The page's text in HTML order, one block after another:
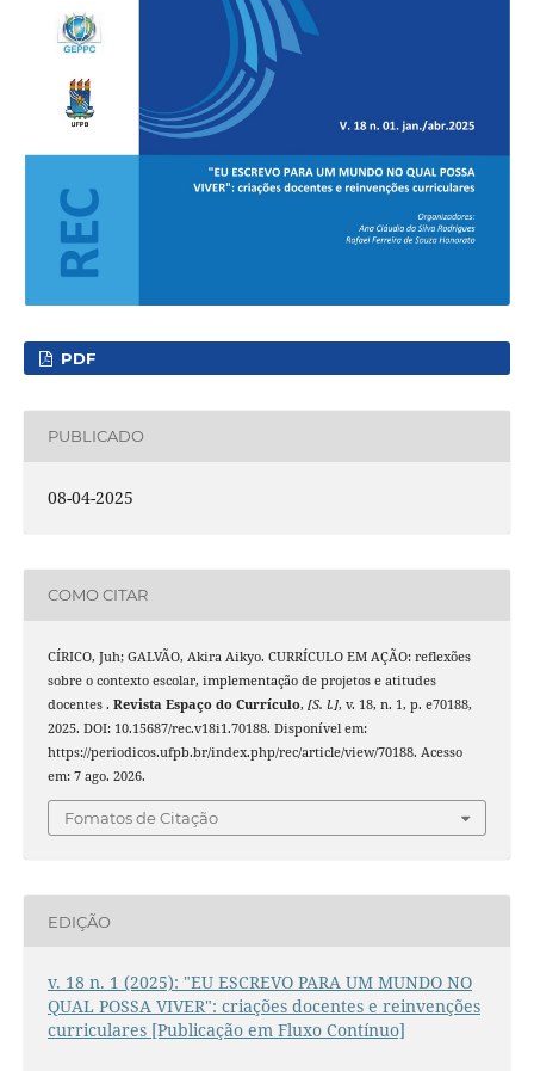
PDF
PUBLICADO
08-04-2025
COMO CITAR
CÍRICO, Juh; GALVÃO, Akira Aikyo. CURRÍCULO EM AÇÃO: reflexões
sobre o contexto escolar, implementação de projetos e atitudes
docentes . Revista Espaço do Currículo, [S. l.], v. 18, n. 1, p. e70188,
2025. DOI: 10.15687/rec.v18i1.70188. Disponível em:
https://periodicos.ufpb.br/index.php/rec/article/view/70188. Acesso
em: 7 ago. 2026.
Fomatos de Citação
EDIÇÃO
v. 18 n. 1 (2025): "EU ESCREVO PARA UM MUNDO NO
QUAL POSSA VIVER": criações docentes e reinvenções
curriculares [Publicação em Fluxo Contínuo]